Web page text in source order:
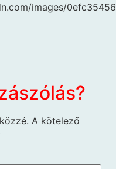
images/
A kötelező